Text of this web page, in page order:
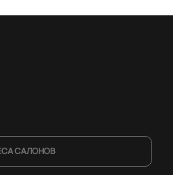
САЛОНОВ